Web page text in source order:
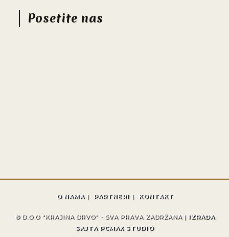
Posetite nas
O NAMA PARTNERI KONTAKT
© D.O.O "KRAJINA DRVO" - SVA PRAVA ZADRŽANA | IZRADA
SAJTA PCMAX STUDIO